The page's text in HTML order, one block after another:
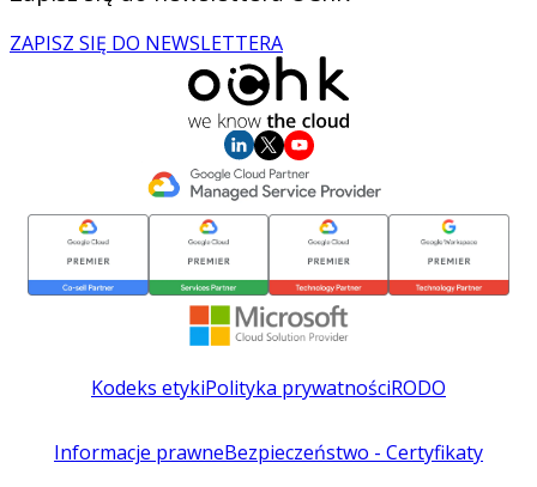
ZAPISZ SIĘ DO NEWSLETTERA
Kodeks etykiPolityka prywatnościRODO
Informacje prawneBezpieczeństwo - Certyfikaty